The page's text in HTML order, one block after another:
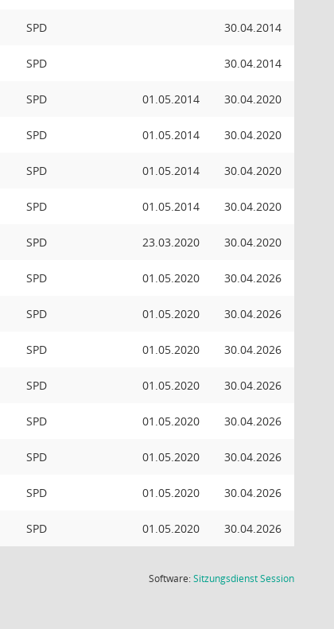
SPD 30.04.2014
SPD 30.04.2014
SPD 01.05.2014 30.04.2020
SPD 01.05.2014 30.04.2020
SPD 01.05.2014 30.04.2020
SPD 01.05.2014 30.04.2020
SPD 23.03.2020 30.04.2020
SPD 01.05.2020 30.04.2026
SPD 01.05.2020 30.04.2026
SPD 01.05.2020 30.04.2026
SPD 01.05.2020 30.04.2026
SPD 01.05.2020 30.04.2026
SPD 01.05.2020 30.04.2026
SPD 01.05.2020 30.04.2026
SPD 01.05.2020 30.04.2026
Software:SitzungsdienstSession(Wird in